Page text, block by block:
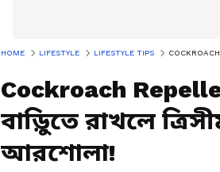
HOME LIFESTYLE LIFESTYLE TIPS COCKROACH
Cockroach
বাড়ুিতে রাখলে
আরশোলা!